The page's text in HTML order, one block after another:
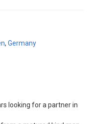
, Germany
looking for a partner in